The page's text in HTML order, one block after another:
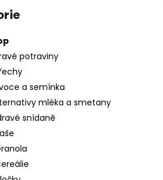
potraviny
a semínka
mléka a smetany
snídaně